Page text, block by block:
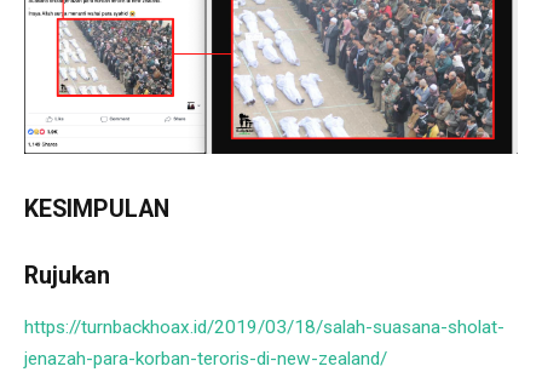
KESIMPULAN
Rujukan
https://turnbackhoax.id/2019/03/18/salah-suasana-sholat-
jenazah-para-korban-teroris-di-new-zealand/